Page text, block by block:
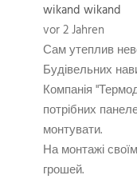
wikand wikand
vor 2 Jahren
Сам утеплив
Будівельних
Компанія
потрібних
монтувати.
На монтажі
грошей.